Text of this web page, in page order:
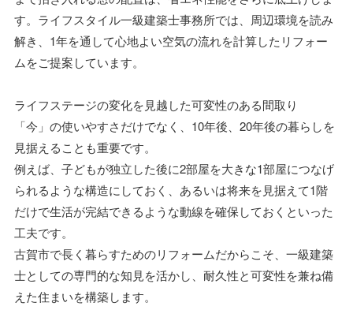
す。ライフスタイル一級建築士事務所では、周辺環境を読み
解き、1年を通して心地よい空気の流れを計算したリフォー
ムをご提案しています。
ライフステージの変化を見越した可変性のある間取り
「今」の使いやすさだけでなく、10年後、20年後の暮らしを
見据えることも重要です。
例えば、子どもが独立した後に2部屋を大きな1部屋につなげ
られるような構造にしておく、あるいは将来を見据えて1階
だけで生活が完結できるような動線を確保しておくといった
工夫です。
古賀市で長く暮らすためのリフォームだからこそ、一級建築
士としての専門的な知見を活かし、耐久性と可変性を兼ね備
えた住まいを構築します。